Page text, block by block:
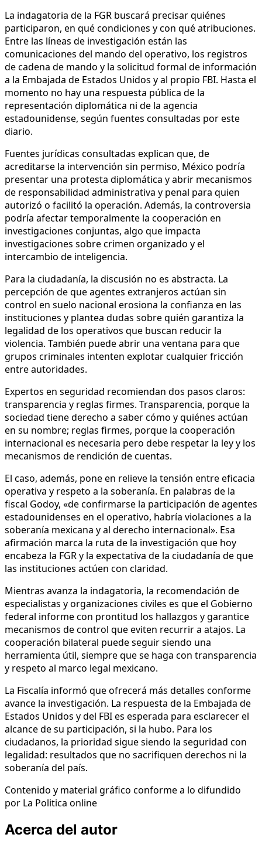
La indagatoria de la FGR buscará precisar quiénes
participaron, en qué condiciones y con qué atribuciones.
Entre las líneas de investigación están las
comunicaciones del mando del operativo, los registros
de cadena de mando y la solicitud formal de información
a la Embajada de Estados Unidos y al propio FBI. Hasta el
momento no hay una respuesta pública de la
representación diplomática ni de la agencia
estadounidense, según fuentes consultadas por este
diario.
Fuentes jurídicas consultadas explican que, de
acreditarse la intervención sin permiso, México podría
presentar una protesta diplomática y abrir mecanismos
de responsabilidad administrativa y penal para quien
autorizó o facilitó la operación. Además, la controversia
podría afectar temporalmente la cooperación en
investigaciones conjuntas, algo que impacta
investigaciones sobre crimen organizado y el
intercambio de inteligencia.
Para la ciudadanía, la discusión no es abstracta. La
percepción de que agentes extranjeros actúan sin
control en suelo nacional erosiona la confianza en las
instituciones y plantea dudas sobre quién garantiza la
legalidad de los operativos que buscan reducir la
violencia. También puede abrir una ventana para que
grupos criminales intenten explotar cualquier fricción
entre autoridades.
Expertos en seguridad recomiendan dos pasos claros:
transparencia y reglas firmes. Transparencia, porque la
sociedad tiene derecho a saber cómo y quiénes actúan
en su nombre; reglas firmes, porque la cooperación
internacional es necesaria pero debe respetar la ley y los
mecanismos de rendición de cuentas.
El caso, además, pone en relieve la tensión entre eficacia
operativa y respeto a la soberanía. En palabras de la
fiscal Godoy, «de confirmarse la participación de agentes
estadounidenses en el operativo, habría violaciones a la
soberanía mexicana y al derecho internacional». Esa
afirmación marca la ruta de la investigación que hoy
encabeza la FGR y la expectativa de la ciudadanía de que
las instituciones actúen con claridad.
Mientras avanza la indagatoria, la recomendación de
especialistas y organizaciones civiles es que el Gobierno
federal informe con prontitud los hallazgos y garantice
mecanismos de control que eviten recurrir a atajos. La
cooperación bilateral puede seguir siendo una
herramienta útil, siempre que se haga con transparencia
y respeto al marco legal mexicano.
La Fiscalía informó que ofrecerá más detalles conforme
avance la investigación. La respuesta de la Embajada de
Estados Unidos y del FBI es esperada para esclarecer el
alcance de su participación, si la hubo. Para los
ciudadanos, la prioridad sigue siendo la seguridad con
legalidad: resultados que no sacrifiquen derechos ni la
soberanía del país.
Contenido y material gráfico conforme a lo difundido
por La Politica online
Acerca del autor